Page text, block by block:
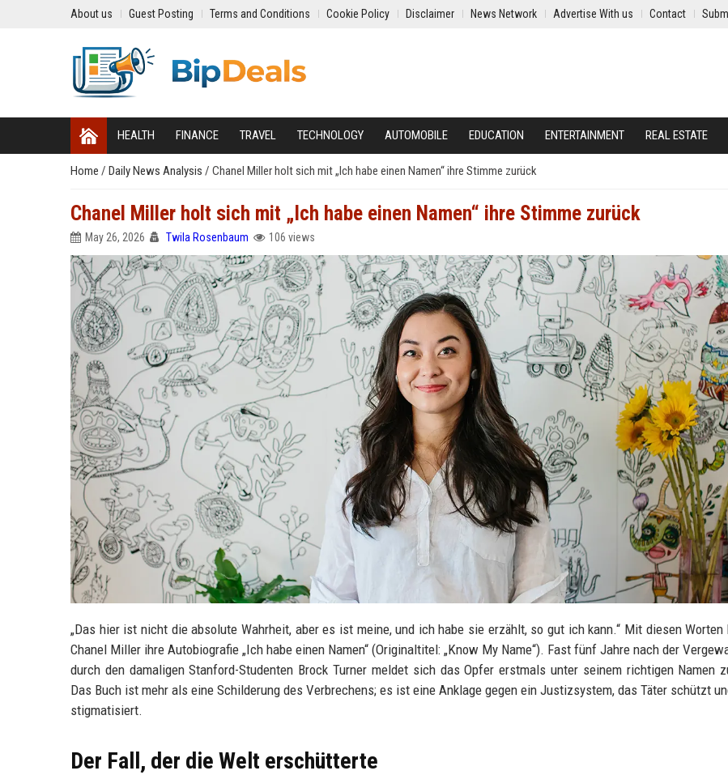
About us Guest Posting Terms and Conditions Cookie Policy Disclaimer News Network Advertise With us Contact
HEALTH FINANCE TRAVEL TECHNOLOGY AUTOMOBILE EDUCATION ENTERTAINMENT REAL ESTATE
Home / Daily News Analysis / Chanel Miller holt sich mit „Ich habe einen Namen“ ihre Stimme zurück
Chanel Miller holt sich mit „Ich habe einen Namen“ ihre Stimme zurück
May 26, 2026 Twila Rosenbaum 106 views
„Das hier ist nicht die absolute Wahrheit, aber es ist meine, und ich habe sie erzählt, so gut ich kann.“ Mit diesen Worten
Chanel Miller ihre Autobiografie „Ich habe einen Namen“ (Originaltitel: „Know My Name“). Fast fünf Jahre nach der
durch den damaligen Stanford-Studenten Brock Turner meldet sich das Opfer erstmals unter seinem richtigen Namen
Das Buch ist mehr als eine Schilderung des Verbrechens; es ist eine Anklage gegen ein Justizsystem, das Täter schützt
stigmatisiert.
Der Fall, der die Welt erschütterte